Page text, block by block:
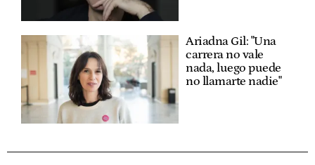
Ariadna Gil: "Una
carrera no vale
nada, luego puede
no llamarte nadie"